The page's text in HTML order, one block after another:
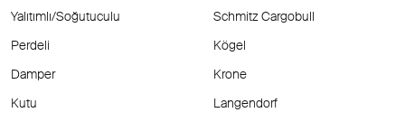
Yalıtımlı/Soğutuculu
Perdeli
Damper
Kutu
Schmitz Cargobull
Kögel
Krone
Langendorf